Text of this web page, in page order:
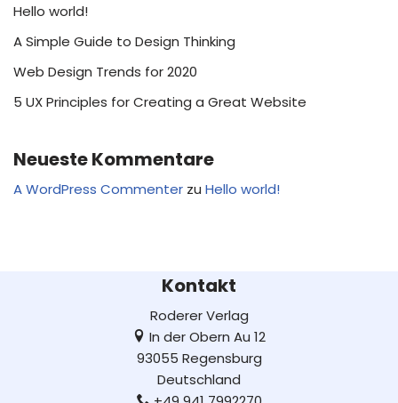
Hello world!
A Simple Guide to Design Thinking
Web Design Trends for 2020
5 UX Principles for Creating a Great Website
Neueste Kommentare
A WordPress Commenter zu Hello world!
Kontakt
Roderer Verlag
In der Obern Au 12
93055 Regensburg
Deutschland